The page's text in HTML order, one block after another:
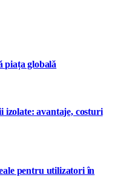
piața globală
izolate: avantaje, costuri
pentru utilizatori în